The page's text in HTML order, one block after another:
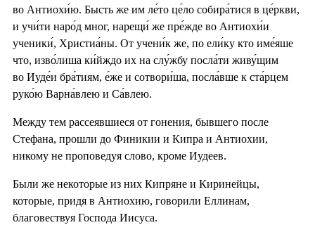
во Антиохи́ю. Бысть же им ле́то це́ло собира́тися в це́ркви,
и учи́ти наро́д мног, нарещи́ же пре́жде во Антиохи́и
ученики́, Христиа́ны. От учени́к же, по ели́ку кто име́яше
что, изво́лиша ки́йждо их на слу́жбу посла́ти живу́щим
во Иуде́и бра́тиям, е́же и сотвори́ша, посла́вше к ста́рцем
руко́ю Варна́влею и Са́влею.
Между тем рассеявшиеся от гонения, бывшего после
Стефана, прошли до Финикии и Кипра и Антиохии,
никому не проповедуя слово, кроме Иудеев.
Были же некоторые из них Кипряне и Киринейцы,
которые, придя в Антиохию, говорили Еллинам,
благовествуя Господа Иисуса.